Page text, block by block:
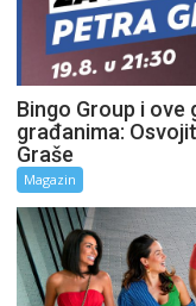
Bingo Group i
građanima:
Graše
Magazin